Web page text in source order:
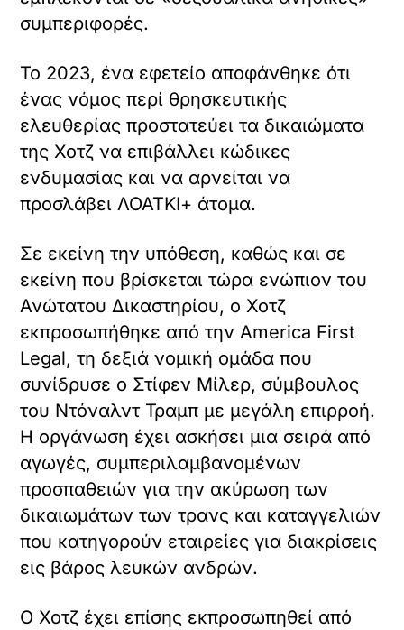
συμπεριφορές.
Το 2023, ένα εφετείο αποφάνθηκε ότι
ένας νόμος περί θρησκευτικής
ελευθερίας προστατεύει τα δικαιώματα
της Χοτζ να επιβάλλει κώδικες
ενδυμασίας και να αρνείται να
προσλάβει ΛΟΑΤΚΙ+ άτομα.
Σε εκείνη την υπόθεση, καθώς και σε
εκείνη που βρίσκεται τώρα ενώπιον του
Ανώτατου Δικαστηρίου, ο Χοτζ
εκπροσωπήθηκε από την America First
Legal, τη δεξιά νομική ομάδα που
συνίδρυσε ο Στίφεν Μίλερ, σύμβουλος
του Ντόναλντ Τραμπ με μεγάλη επιρροή.
Η οργάνωση έχει ασκήσει μια σειρά από
αγωγές, συμπεριλαμβανομένων
προσπαθειών για την ακύρωση των
δικαιωμάτων των τρανς και καταγγελιών
που κατηγορούν εταιρείες για διακρίσεις
εις βάρος λευκών ανδρών.
Ο Χοτζ έχει επίσης εκπροσωπηθεί από